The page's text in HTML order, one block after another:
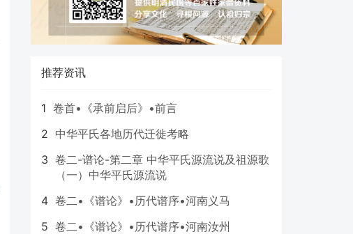
推荐资讯
1 卷首•《承前启后》•前言
2 中华平氏各地历代迁徙考略
3 卷二-谱论-第二章 中华平氏源流说及祖源歌
（一）中华平氏源流说
4 卷二•《谱论》•历代谱序•河南义马
5 卷二•《谱论》•历代谱序•河南汝州